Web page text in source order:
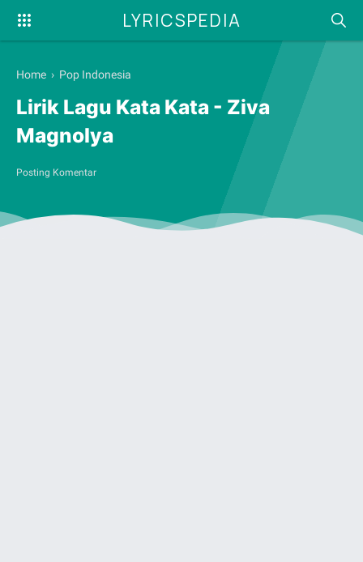
LYRICSPEDIA
Home › Pop Indonesia
Lirik Lagu Kata Kata - Ziva
Magnolya
Posting Komentar